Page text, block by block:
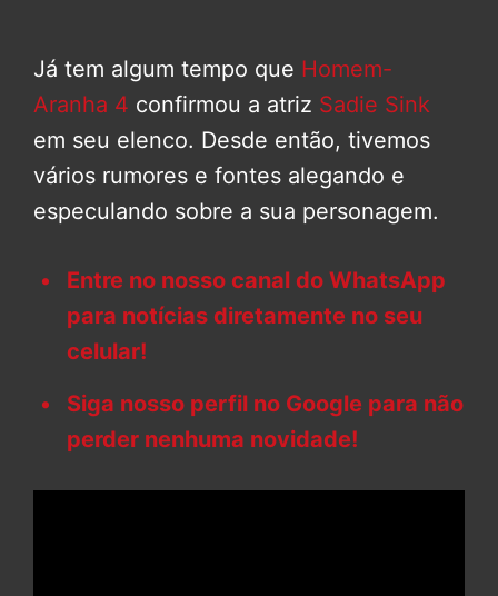
Já tem algum tempo que Homem-
Aranha 4 confirmou a atriz Sadie Sink
em seu elenco. Desde então, tivemos
vários rumores e fontes alegando e
especulando sobre a sua personagem.
Entre no nosso canal do WhatsApp
para notícias diretamente no seu
celular!
Siga nosso perfil no Google para não
perder nenhuma novidade!